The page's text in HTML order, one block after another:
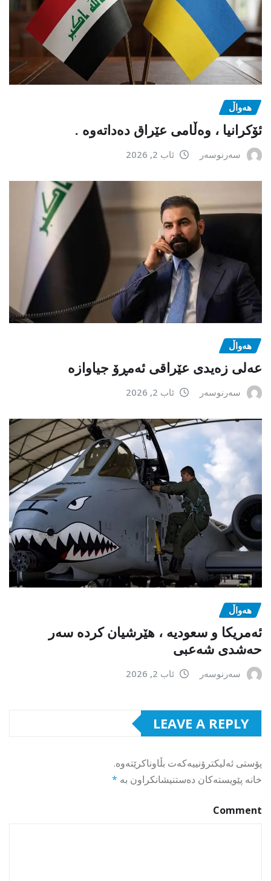
هەواڵ
ئۆکرانیا ، وەڵامی عێراق دەداتەوە .
سەرنوسەر ئاب 2, 2026
هەواڵ
عەلی زەیدی عێراقی ئەمڕۆ جیاوازە
سەرنوسەر ئاب 2, 2026
هەواڵ
ئەمریکا و سعودیە ، هێرشیان کردە سەر
حەشدی شەعبی
سەرنوسەر ئاب 2, 2026
LEAVE A REPLY
پۆستی ئەلیکترۆنییەکەت بڵاوناکرێتەوە.
خانە پێویستەکان دەستنیشانکراون بە *
Comment